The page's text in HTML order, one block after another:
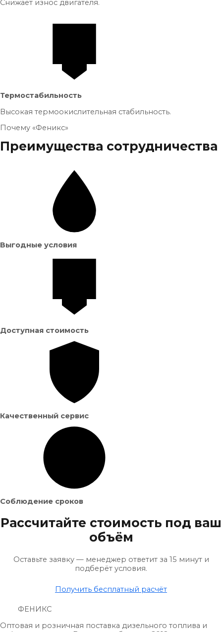
Снижает износ двигателя.
Термостабильность
Высокая термоокислительная стабильность.
Почему «Феникс»
Преимущества сотрудничества
Выгодные условия
Доступная стоимость
Качественный сервис
Соблюдение сроков
Рассчитайте стоимость под ваш
объём
Оставьте заявку — менеджер ответит за 15 минут и
подберёт условия.
Получить бесплатный расчёт
ФЕНИКС
Оптовая и розничная поставка дизельного топлива и